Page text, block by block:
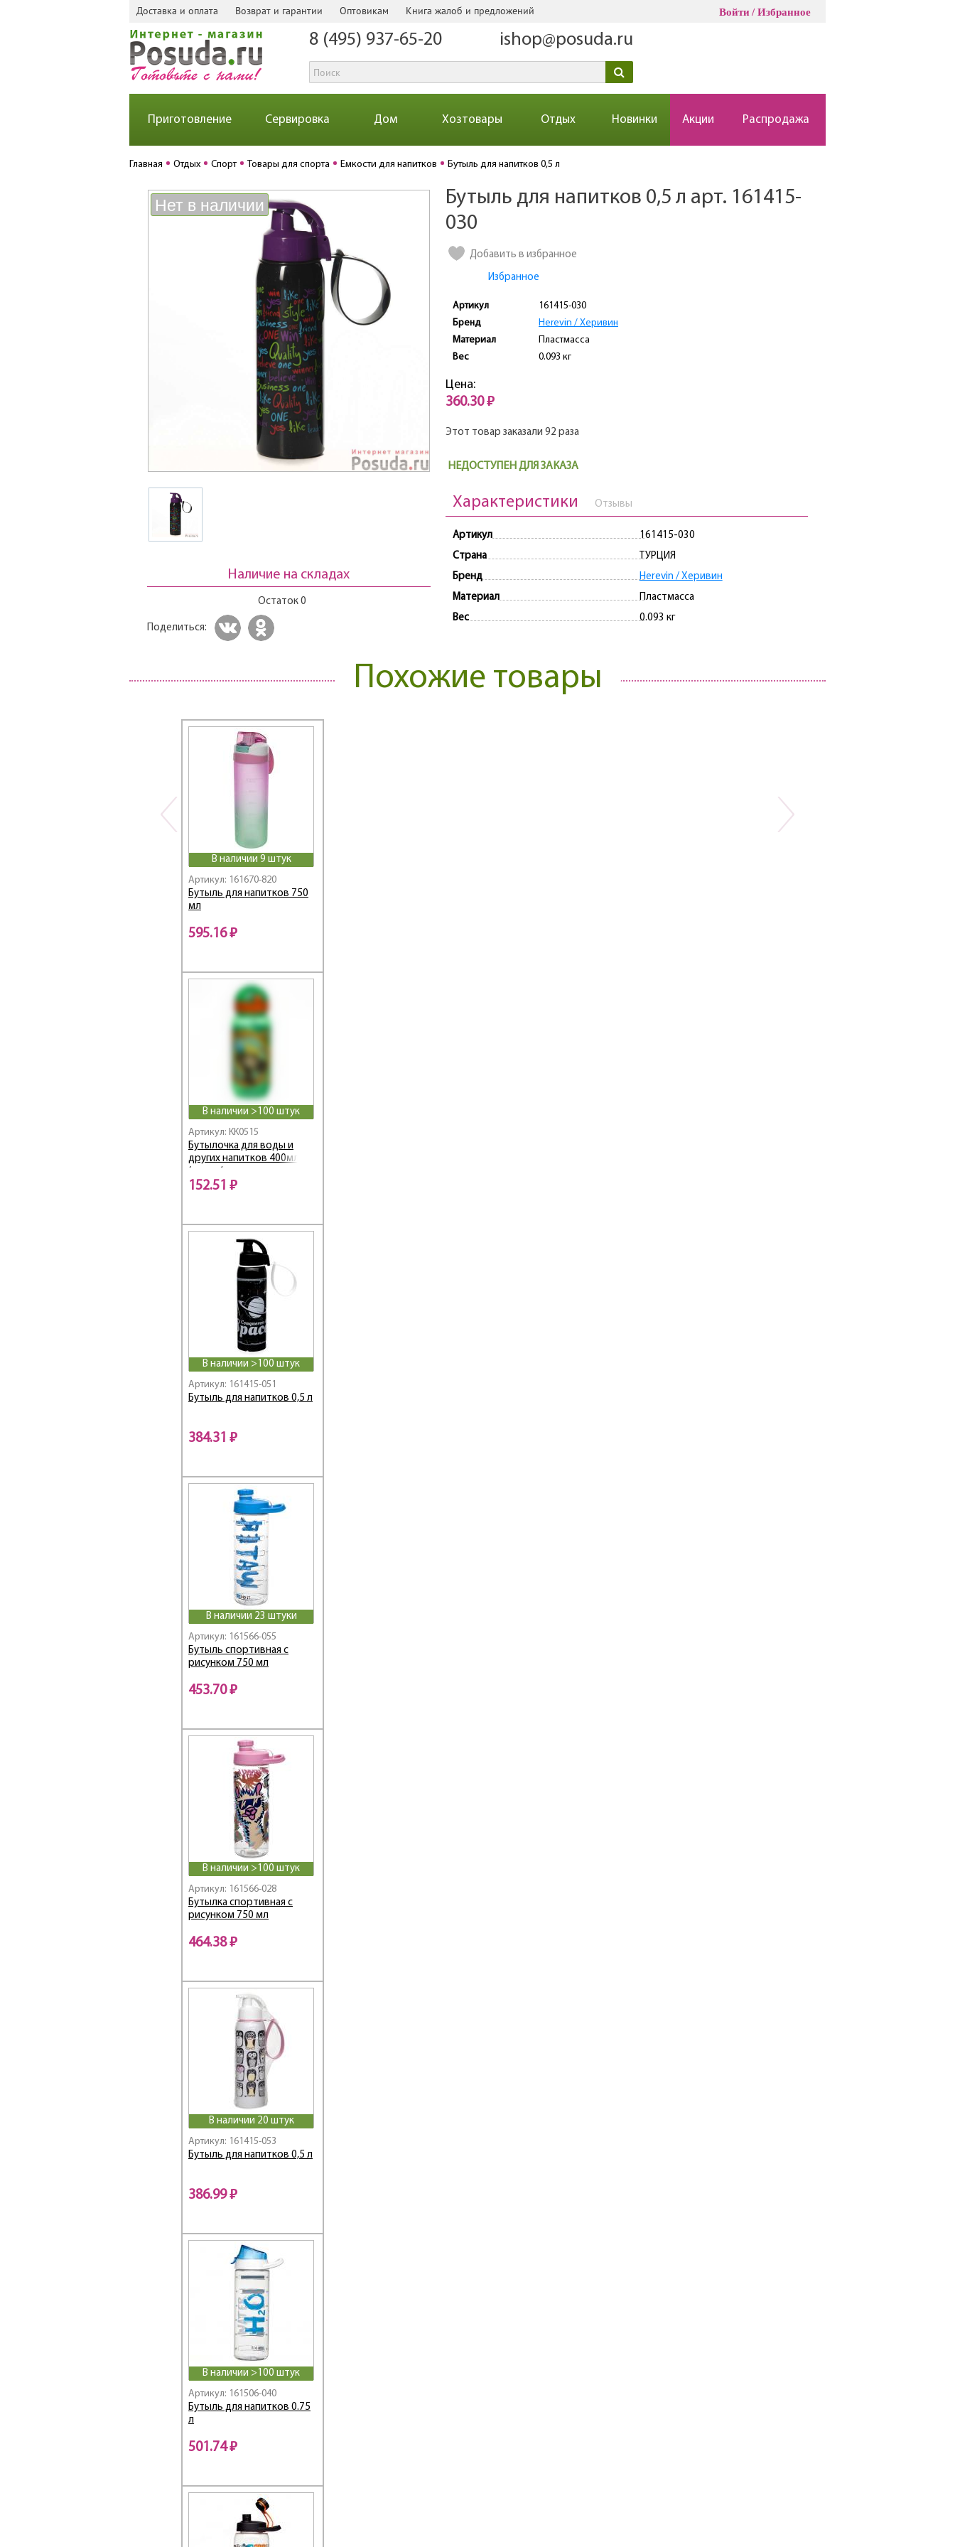
Доставка и оплата Возврат и гарантии Оптовикам Книга жалоб и предложений Войти Избранное
8 (495) 937-65-20 ishop@posuda.ru
Приготовление Сервировка Дом Хозтовары Отдых Новинки Акции Распродажа
Главная Отдых Спорт Товары для спорта Емкости для напитков Бутыль для напитков 0,5 л
Нет в наличии
Наличие на складах
Остаток 0
Поделиться:
Бутыль для напитков 0,5 л арт. 161415-
030
Добавить в избранное
Избранное
Артикул
161415-030
Бренд
Herevin / Херивин
Материал
Пластмасса
Вес
0.093 кг
Цена:
360.30 ₽
Этот товар заказали 92 раза
НЕДОСТУПЕН ДЛЯ ЗАКАЗА
Характеристики Отзывы
Артикул
161415-030
Страна
ТУРЦИЯ
Бренд
Herevin / Херивин
Материал
Пластмасса
Вес
0.093 кг
Количество
Похожие товары
В наличии 9 штук
Артикул: 161670-820
Бутыль для напитков 750
мл
595.16 ₽
В наличии >100 штук
Артикул: KK0515
Бутылочка для воды и
других напитков 400мл
ассорти)
152.51 ₽
В наличии >100 штук
Артикул: 161415-051
Бутыль для напитков 0,5 л
384.31 ₽
В наличии 23 штуки
Артикул: 161566-055
Бутыль спортивная с
рисунком 750 мл
453.70 ₽
В наличии >100 штук
Артикул: 161566-028
Бутылка спортивная с
рисунком 750 мл
464.38 ₽
В наличии 20 штук
Артикул: 161415-053
Бутыль для напитков 0,5 л
386.99 ₽
В наличии >100 штук
Артикул: 161506-040
Бутыль для напитков 0.75
л
501.74 ₽